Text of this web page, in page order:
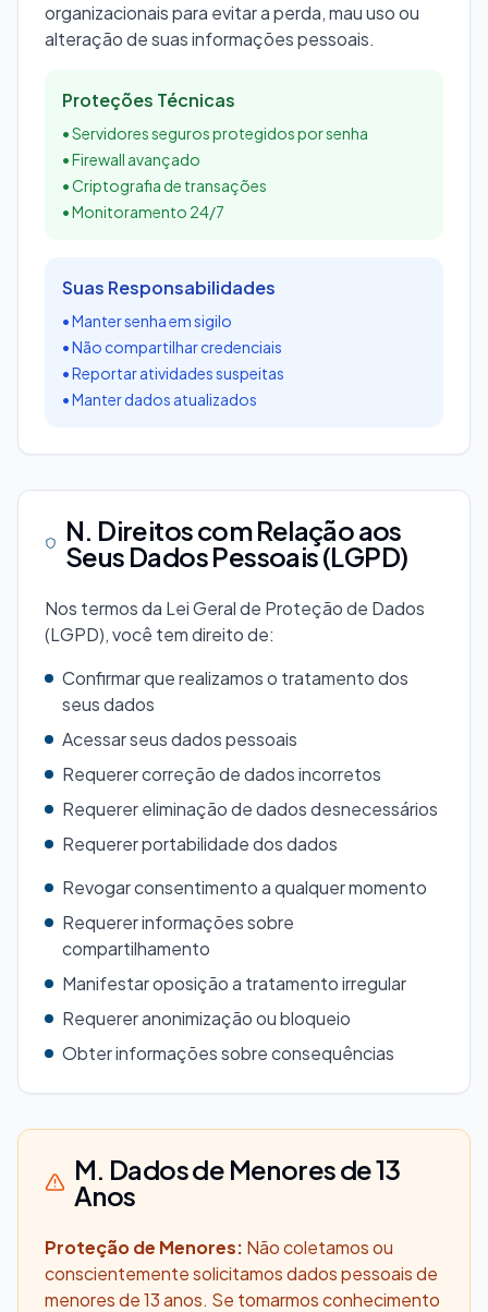
organizacionais para evitar a perda, mau uso ou
alteração de suas informações pessoais.
Proteções Técnicas
• Servidores seguros protegidos por senha
• Firewall avançado
• Criptografia de transações
• Monitoramento 24/7
Suas Responsabilidades
• Manter senha em sigilo
• Não compartilhar credenciais
• Reportar atividades suspeitas
• Manter dados atualizados
N. Direitos com Relação aos
Seus Dados Pessoais (LGPD)
Nos termos da Lei Geral de Proteção de Dados
(LGPD), você tem direito de:
Confirmar que realizamos o tratamento dos
seus dados
Acessar seus dados pessoais
Requerer correção de dados incorretos
Requerer eliminação de dados desnecessários
Requerer portabilidade dos dados
Revogar consentimento a qualquer momento
Requerer informações sobre
compartilhamento
Manifestar oposição a tratamento irregular
Requerer anonimização ou bloqueio
Obter informações sobre consequências
M. Dados de Menores de 13
Anos
Proteção de Menores: Não coletamos ou
conscientemente solicitamos dados pessoais de
menores de 13 anos. Se tomarmos conhecimento